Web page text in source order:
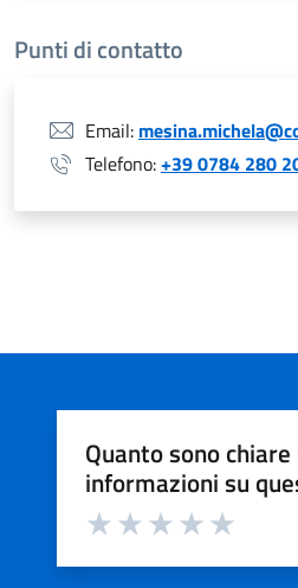
Punti di contatto
Email:
Telefono:+39 0784 280
Quanto sono chiare
informazioni su
Valuta da 1 a 5 stelle la pagina